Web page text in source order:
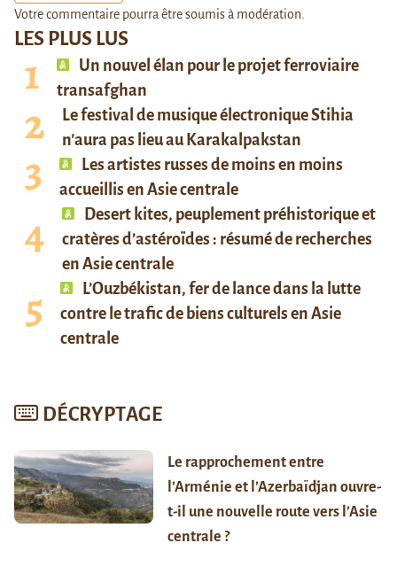
LES PLUS LUS
Un nouvel élan pour le projet ferroviaire
transafghan
Le festival de musique électronique Stihia
n’aura pas lieu au Karakalpakstan
Les artistes russes de moins en moins
accueillis en Asie centrale
Desert kites, peuplement préhistorique et
cratères d’astéroïdes : résumé de recherches
en Asie centrale
L’Ouzbékistan, fer de lance dans la lutte
contre le trafic de biens culturels en Asie
centrale
DÉCRYPTAGE
Le rapprochement entre
l’Arménie et l’Azerbaïdjan ouvre-
t-il une nouvelle route vers l’Asie
centrale ?
Votre commentaire pourra être soumis à modération.